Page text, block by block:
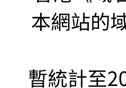
本網站的
暫統計至